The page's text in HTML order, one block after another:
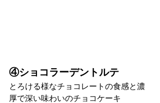
④ショコラーデントルテ
とろける様なチョコレートの食感と濃
厚で深い味わいのチョコケーキ